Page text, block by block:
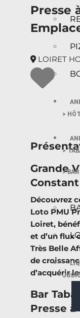
>
>
>
Presse
LOIRET
Grande
Découvrez
Loto PMU
Loiret,
et d’un flux
Très Belle
de
d’acquérir
Bar
Presse